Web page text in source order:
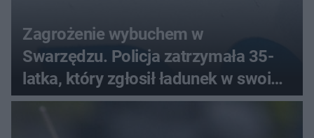
Zagrożenie wybuchem w
Swarzędzu. Policja zatrzymała 35-
latka, który zgłosił ładunek w swoim
aucie